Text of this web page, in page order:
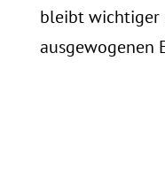
bleibt wichtiger
ausgewogenen